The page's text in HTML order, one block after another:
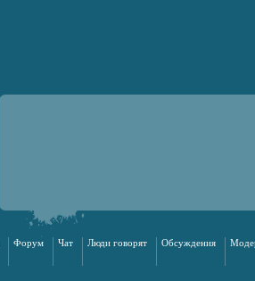
Форум Чат Люди говорят Обсуждения